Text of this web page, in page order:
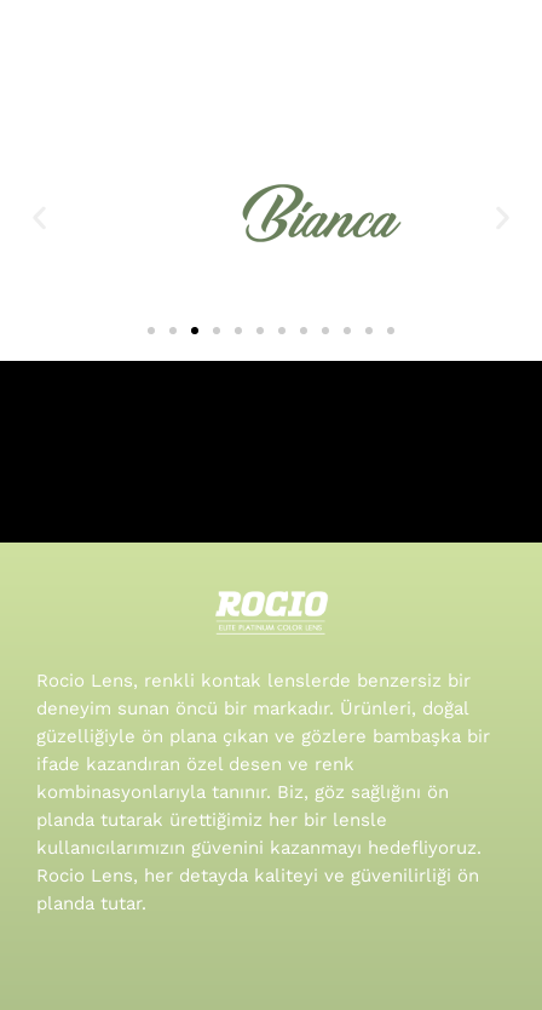
Rocio Lens, renkli kontak lenslerde benzersiz bir
deneyim sunan öncü bir markadır. Ürünleri, doğal
güzelliğiyle ön plana çıkan ve gözlere bambaşka bir
ifade kazandıran özel desen ve renk
kombinasyonlarıyla tanınır. Biz, göz sağlığını ön
planda tutarak ürettiğimiz her bir lensle
kullanıcılarımızın güvenini kazanmayı hedefliyoruz.
Rocio Lens, her detayda kaliteyi ve güvenilirliği ön
planda tutar.